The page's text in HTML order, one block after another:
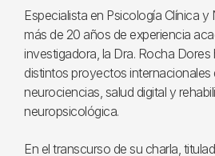
Especialista en Psicología Clínica
más de 20 años de experiencia
investigadora, la Dra. Rocha
distintos proyectos internacionales
neurociencias, salud digital y
neuropsicológica.
En el transcurso de su charla,